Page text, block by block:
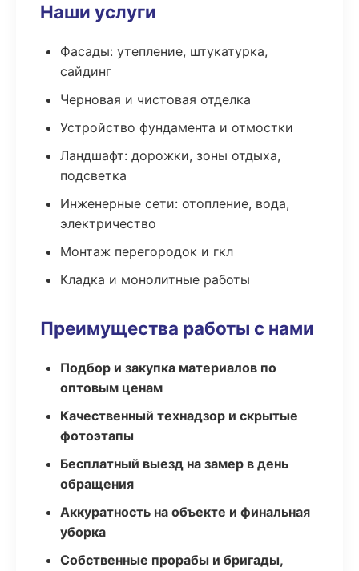
Наши услуги
Фасады: утепление, штукатурка,
сайдинг
Черновая и чистовая отделка
Устройство фундамента и отмостки
Ландшафт: дорожки, зоны отдыха,
подсветка
Инженерные сети: отопление, вода,
электричество
Монтаж перегородок и гкл
Кладка и монолитные работы
Преимущества работы с нами
Подбор и закупка материалов по
оптовым ценам
Качественный технадзор и скрытые
фотоэтапы
Бесплатный выезд на замер в день
обращения
Аккуратность на объекте и финальная
уборка
Собственные прорабы и бригады,